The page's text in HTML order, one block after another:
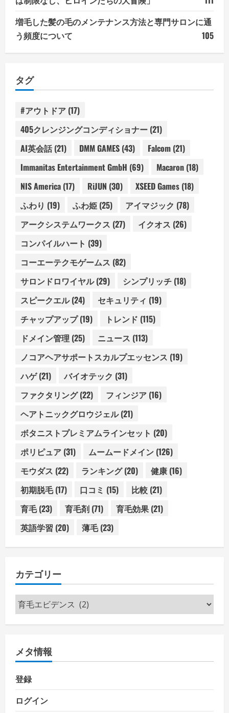
増毛した髪の毛のメンテナンス方法と専門サロンに通
う頻度について
105
タグ
#アウトドア (17)
405クレンジングコンディショナー (21)
AI英会話(21) DMM GAMES (43) Falcom (21)
Immanitas Entertainment GmbH (69) Macaron (18)
NIS America (17) RiJUN (30) XSEED Games (18)
ふわり (19) ふわ姫 (25) アイマジック (78)
アークシステムワークス (27) イクオス (26)
コンパイルハート (39)
コーエーテクモゲームス (82)
サロンドロワイヤル(29) シンプリッチ (18)
スピークエル(24) セキュリティ (19)
チャップアップ(19) トレンド (115)
ドメイン管理 (25) ニュース (113)
ノコアヘアサポートスカルプエッセンス (19)
ハゲ(21) バイオテック (31)
ファクタリング(22) フィンジア (16)
ヘアトニックグロウジェル(21)
ボタニストプレミアムラインセット (20)
ポリピュア (31) ムームードメイン (126)
モウダス (22) ランキング(20) 健康 (16)
初期脱毛(17) 口コミ (15) 比較 (21)
育毛(23) 育毛剤 (71) 育毛効果 (21)
英語学習 (20) 薄毛(23)
カテゴリー
カ
テ
ー
メタ情報
登録
ログイン